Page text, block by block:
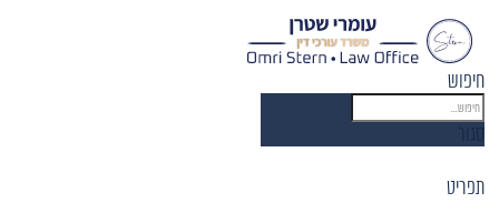
חיפוש
תפריט